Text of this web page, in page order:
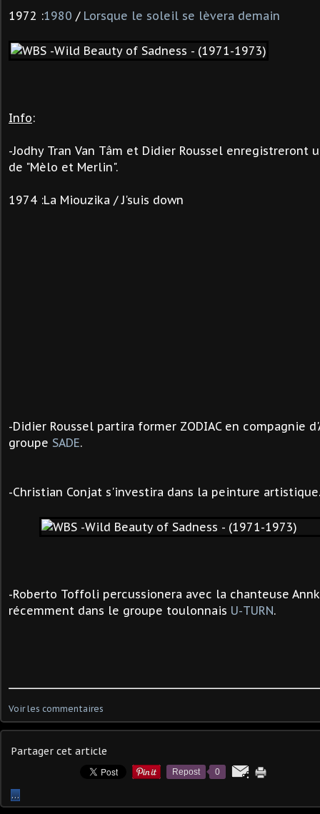
1972 :1980 / Lorsque le soleil se lèvera demain
Info:
-Jodhy Tran Van Tâm et Didier Roussel enregistreront
de "Mèlo et Merlin".
1974 :La Miouzika / J'suis down
-Didier Roussel partira former ZODIAC en compagnie d'
groupe SADE.
-Christian Conjat s'investira dans la peinture artistique.
-Roberto Toffoli percussionera avec la chanteuse
récemment dans le groupe toulonnais U-TURN.
Voir les commentaires
Partager cet article
Repost 0
…